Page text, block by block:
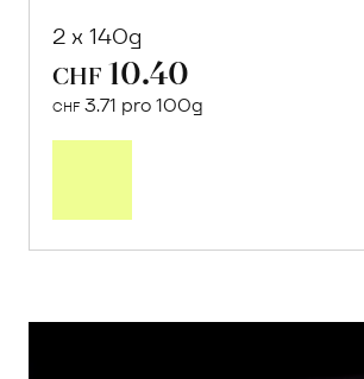
2 x 140g
CHF 10.40
CHF 3.71 pro 100g